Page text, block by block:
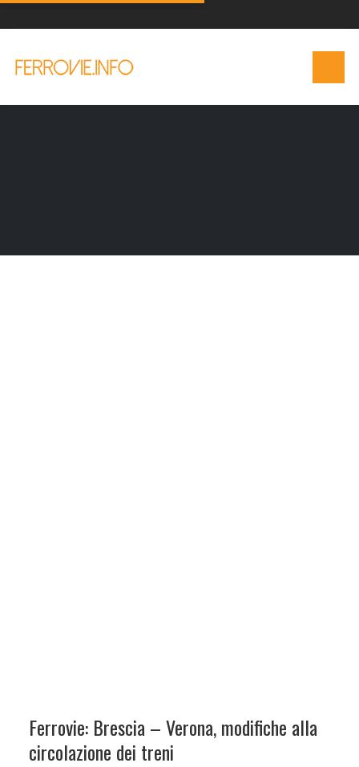
Ferrovie: Brescia – Verona, modifiche alla
circolazione dei treni